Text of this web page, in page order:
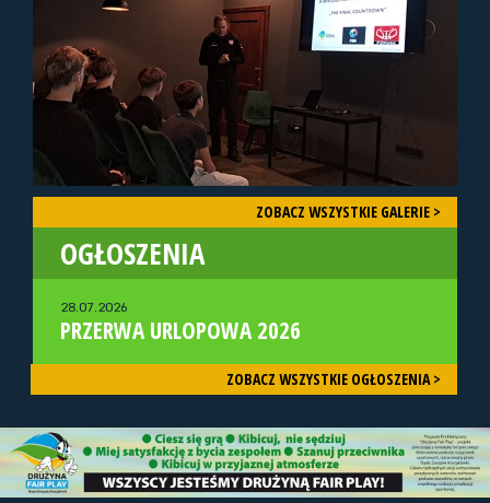
ZOBACZ WSZYSTKIE GALERIE >
OGŁOSZENIA
28.07.2026
PRZERWA URLOPOWA 2026
ZOBACZ WSZYSTKIE OGŁOSZENIA >